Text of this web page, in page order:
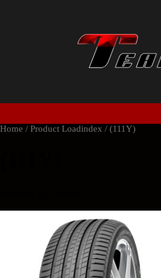
Home / Product Loadindex / (111Y)